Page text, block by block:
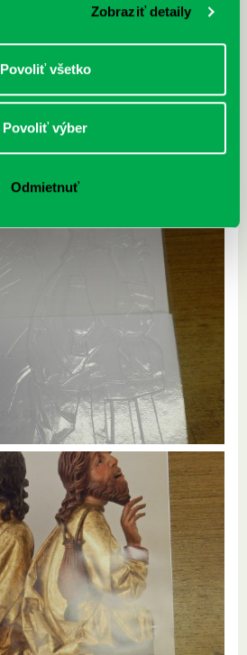
Zobraziť detaily
Povoliť všetko
Povoliť výber
Odmietnuť